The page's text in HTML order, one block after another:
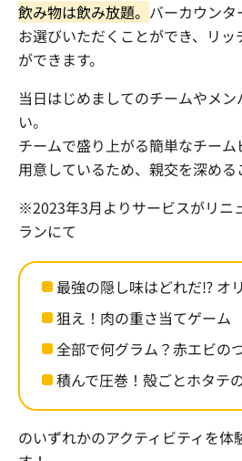
飲み物は飲み放題。 バーカウンタ
お選びいただくことができ、リ
ができます。
当日はじめましてのチームやメ
い。
チームで盛り上がる簡単なチー
用意しているため、親交を深める
※2023年3月よりサービスがリニ
ランにて
最強の隠し味はどれだ⁉ オ
狙え！肉の重さ当てゲーム
全部で何グラム？赤エビの
積んで圧巻！殻ごとホタテ
のいずれかのアクティビティを体